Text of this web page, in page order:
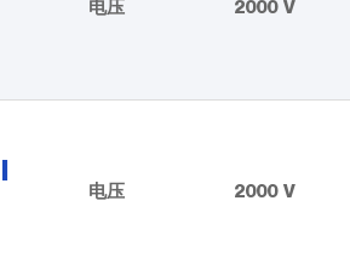
电压 2000 V
电压 2000 V